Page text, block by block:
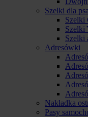
Szelki dla psa
Szelki
Szelki
Szelki
Adresówki
Nakładka
Pasy